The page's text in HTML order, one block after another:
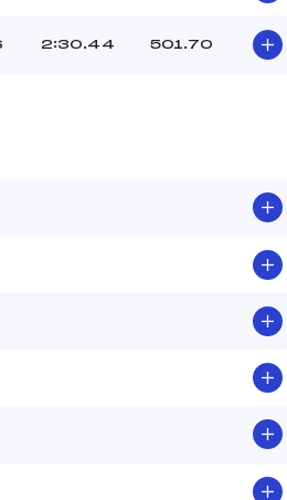
2:30.44 501.70